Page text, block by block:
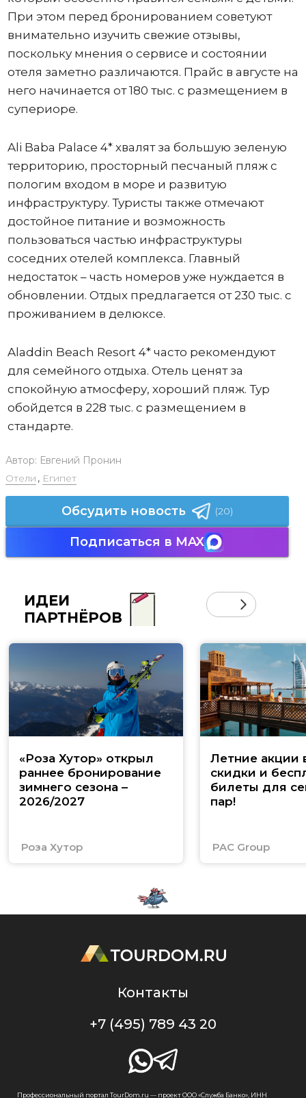
При этом перед бронированием советуют
внимательно изучить свежие отзывы,
поскольку мнения о сервисе и состоянии
отеля заметно различаются. Прайс в августе на
него начинается от 180 тыс. с размещением в
супериоре.
Ali Baba Palace 4* хвалят за большую зеленую
территорию, просторный песчаный пляж с
пологим входом в море и развитую
инфраструктуру. Туристы также отмечают
достойное питание и возможность
пользоваться частью инфраструктуры
соседних отелей комплекса. Главный
недостаток – часть номеров уже нуждается в
обновлении. Отдых предлагается от 230 тыс. с
проживанием в делюксе.
Aladdin Beach Resort 4* часто рекомендуют
для семейного отдыха. Отель ценят за
спокойную атмосферу, хороший пляж. Тур
обойдется в 228 тыс. с размещением в
стандарте.
Автор: Евгений Пронин
Отели , Египет
Обсудить новость (20)
Подписаться в MAX
ИДЕИ
ПАРТНЁРОВ
«Роза Хутор» открыл
раннее бронирование
зимнего сезона –
2026/2027
Роза Хутор
Летние акции
скидки и
билеты для
пар!
PAC Group
Контакты
+7 (495) 789 43 20
Профессиональный портал TourDom.ru — проект ООО «Служба Банко», ИНН